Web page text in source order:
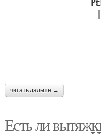
читать дальше →
Есть ли